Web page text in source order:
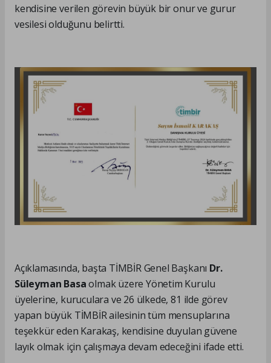
kendisine verilen görevin büyük bir onur ve gurur
vesilesi olduğunu belirtti.
Açıklamasında, başta TİMBİR Genel Başkanı Dr.
Süleyman Basaolmak üzere Yönetim Kurulu
üyelerine, kuruculara ve 26 ülkede, 81 ilde görev
yapan büyük TİMBİR ailesinin tüm mensuplarına
teşekkür eden Karakaş, kendisine duyulan güvene
layık olmak için çalışmaya devam edeceğini ifade etti.